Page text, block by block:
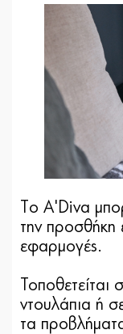
Tο A'Diva
την προσθήκη
εφαρμογές.
ντουλάπια ή
τα